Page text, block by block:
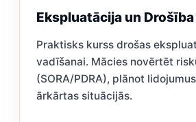
Ekspluatācija un Drošība
Praktisks kurss drošas
vadīšanai. Mācies novērtēt
(SORA/PDRA), plānot
ārkārtas situācijās.